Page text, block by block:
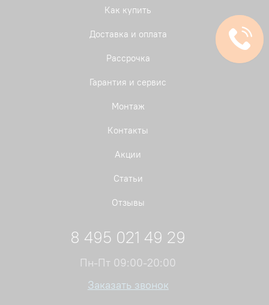
Как купить
Доставка и оплата
Рассрочка
Гарантия и сервис
Монтаж
Контакты
Акции
Статьи
Отзывы
8 495 021 49 29
Пн-Пт 09:00-20:00
Заказать звонок